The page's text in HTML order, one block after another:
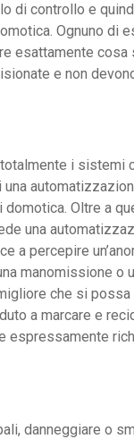
di controllo e
Ognuno di
esattamente cosa
e non
i sistemi
domotica. Oltre a
una
a percepire
manomissione o
che si
a marcare e
espressamente
danneggiare o